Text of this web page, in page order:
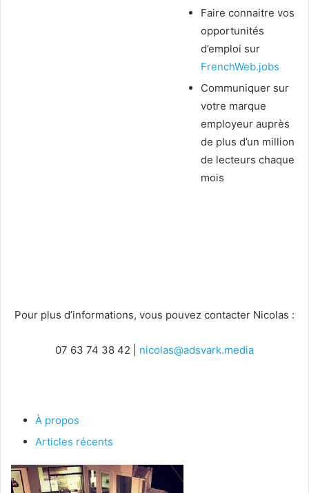
Faire connaitre vos
opportunités
d’emploi sur
FrenchWeb.jobs
Communiquer sur
votre marque
employeur auprès
de plus d’un million
de lecteurs chaque
mois
Pour plus d’informations, vous pouvez contacter Nicolas :
07 63 74 38 42 | nicolas@adsvark.media
À propos
Articles récents